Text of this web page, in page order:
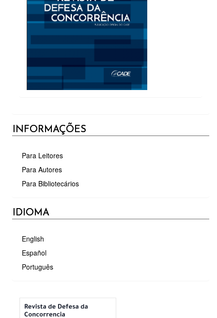
INFORMAÇÕES
Para Leitores
Para Autores
Para Bibliotecários
IDIOMA
English
Español
Português
MÉTRICAS